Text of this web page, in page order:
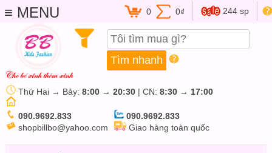
≡ MENU 244 sp
0 0₫
Thứ Hai → Bảy: 8:00 → 20:30 | CN: 8:30 → 17:00
090.9692.833
shopbillbo@yahoo.com
090.9692.833
Giao hàng toàn quốc